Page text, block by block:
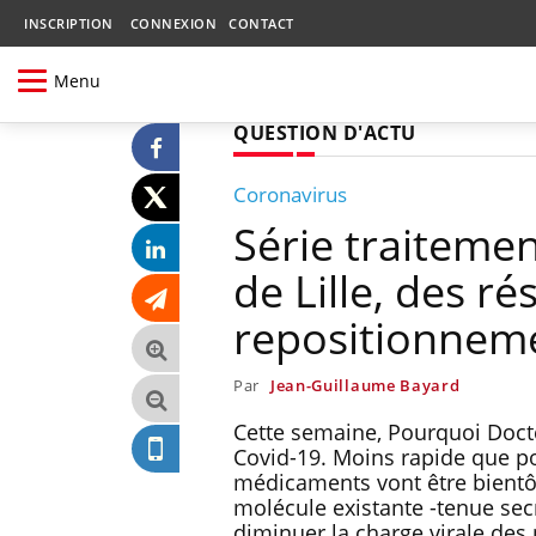
INSCRIPTION CONNEXION CONTACT
Menu
QUESTION D'ACTU
Coronavirus
Série
de Lille, des
Par Jean-Guillaume Bayard
Cette semaine, Pourquoi
Covid-19. Moins rapide que
médicaments vont être
molécule existante -tenue